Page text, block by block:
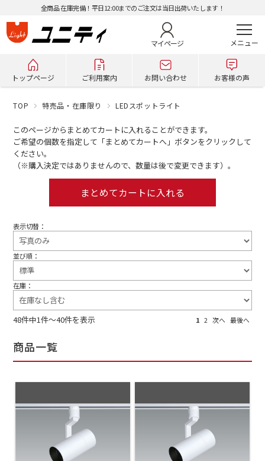
全商品 在庫完備！平日12:00までのご注文は当日出荷いたします！
マイページ
トップページ ご利用案内 お問い合わせ お客様の声
TOP 特売品・在庫限り LEDスポットライト
このページからまとめてカートに入れることができます。
ご希望の個数を指定して「まとめてカートへ」ボタンをクリックして
ください。
（※購入決定ではありませんので、数量は後で変更できます）。
表示切替：
並び順：
在庫：
48件中1件～40件を表示 1 2 次へ 最後へ
商品一覧